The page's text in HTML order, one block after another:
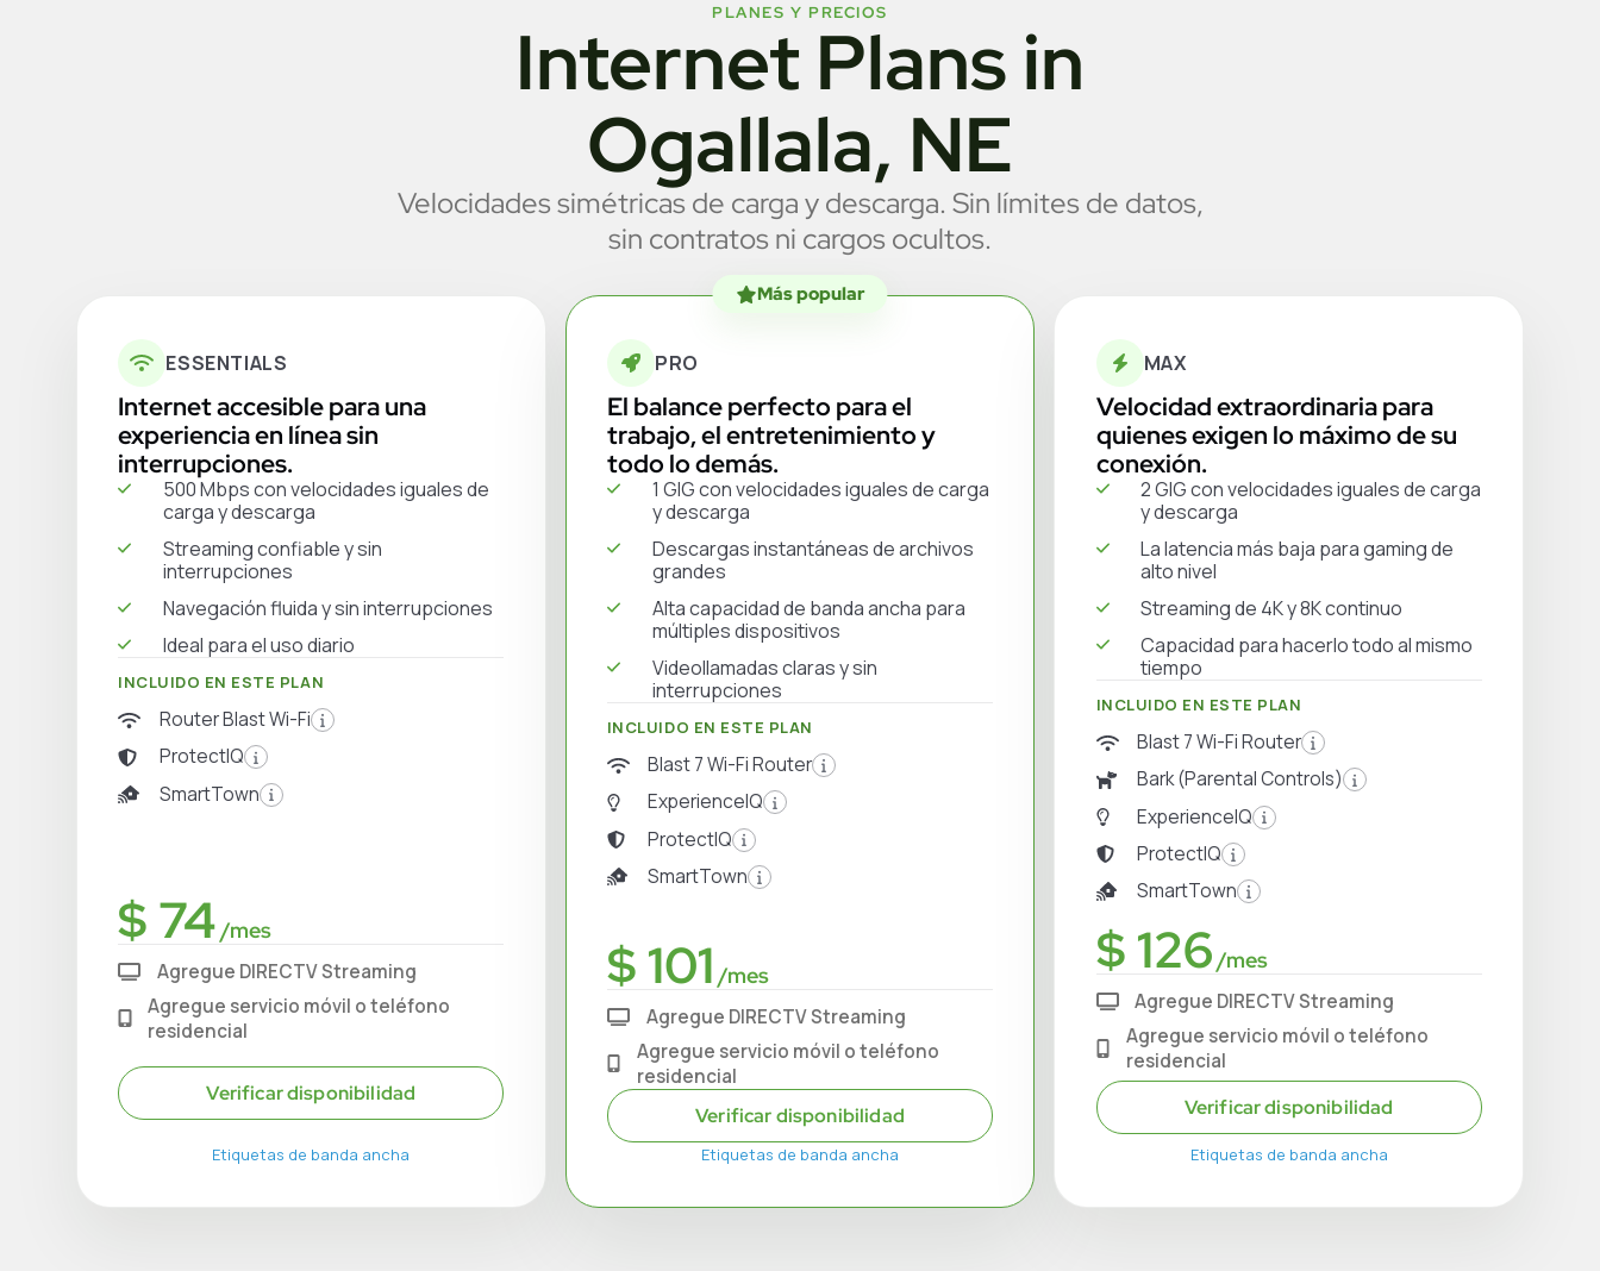
PLANES Y PRECIOS
Internet Plans in
Ogallala, NE
Velocidades simétricas de carga y descarga. Sin límites de datos,
sin contratos ni cargos ocultos.
ESSENTIALS
Internet accesible para una
experiencia en línea sin
interrupciones.
$ 74 /mes
500 Mbps con velocidades iguales de
carga y descarga
Streaming confiable y sin
interrupciones
Navegación fluida y sin interrupciones
Ideal para el uso diario
INCLUIDO EN ESTE PLAN
Router Blast Wi-Fi
ProtectIQ
SmartTown
Agregue DIRECTV Streaming
Agregue servicio móvil o teléfono
residencial
Verificar disponibilidad
Etiquetas de banda ancha
Más popular
PRO
El balance perfecto para el
trabajo, el entretenimiento y
todo lo demás.
$ 101 /mes
1 GIG con velocidades iguales de carga
y descarga
Descargas instantáneas de archivos
grandes
Alta capacidad de banda ancha para
múltiples dispositivos
Videollamadas claras y sin
interrupciones
INCLUIDO EN ESTE PLAN
Blast 7 Wi-Fi Router
ExperienceIQ
ProtectIQ
SmartTown
Agregue DIRECTV Streaming
Agregue servicio móvil o teléfono
residencial
Verificar disponibilidad
Etiquetas de banda ancha
MAX
Velocidad extraordinaria para
quienes exigen lo máximo de su
conexión.
$ 126/mes
2 GIG con velocidades iguales de carga
y descarga
La latencia más baja para gaming de
alto nivel
Streaming de 4K y 8K continuo
Capacidad para hacerlo todo al mismo
tiempo
INCLUIDO EN ESTE PLAN
Blast 7 Wi-Fi Router
Bark (Parental Controls)
ExperienceIQ
ProtectIQ
SmartTown
Agregue DIRECTV Streaming
Agregue servicio móvil o teléfono
residencial
Verificar disponibilidad
Etiquetas de banda ancha